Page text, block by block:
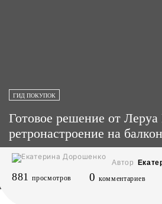
ГИД ПОКУПОК
Готовое решение от
ретронастроение на
Автор
881 просмотров 0 комментариев